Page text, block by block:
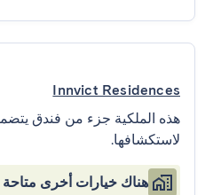
Innvict Residences
هذه الملكية جزء من فندق
لاستكشافها.
هناك خيارات أخرى